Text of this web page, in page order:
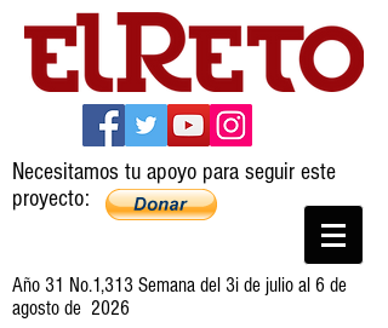
Necesitamos tu apoyo para seguir este
proyecto:
Año 31 No.1,313 Semana del 3i de julio al 6 de
agosto de 2026